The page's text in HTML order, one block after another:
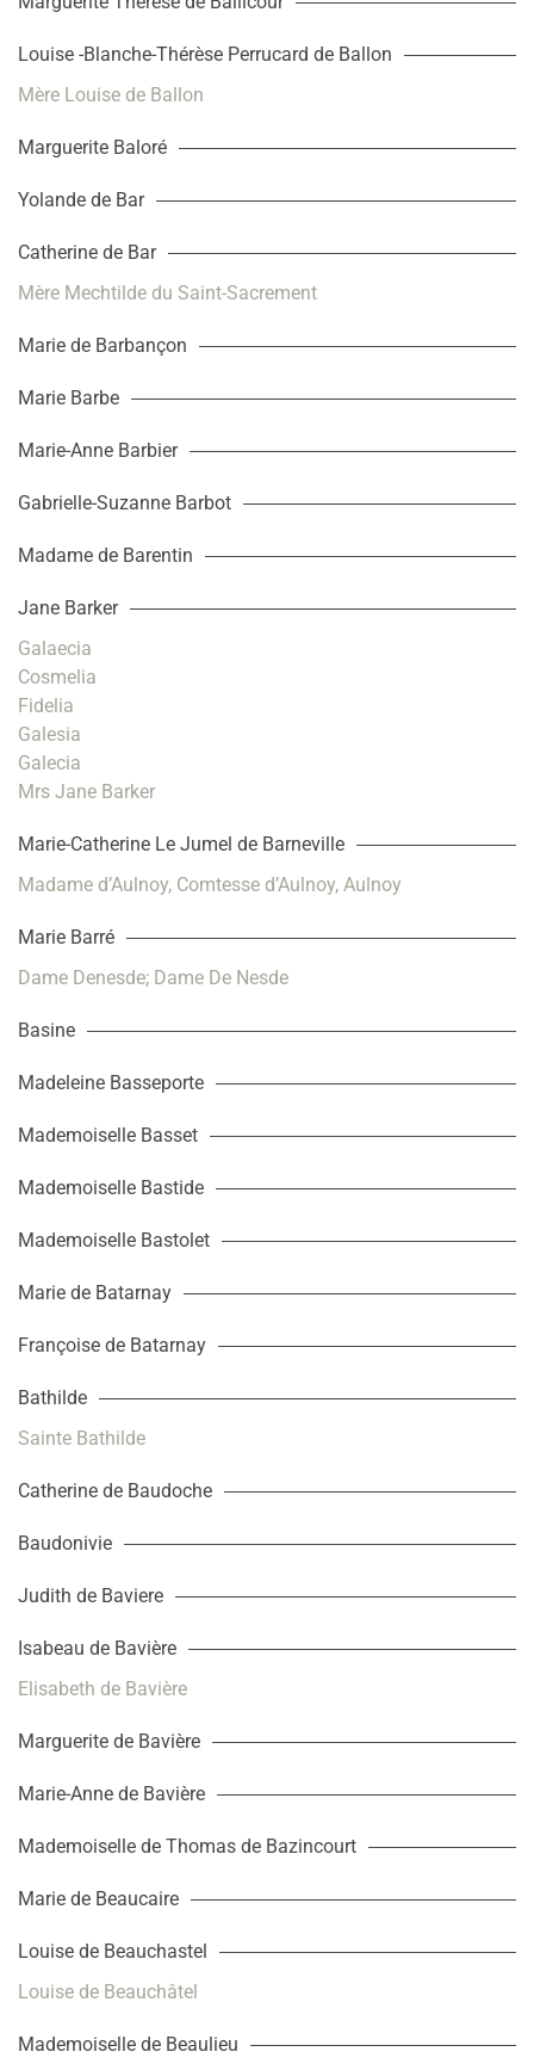
Louise -Blanche-Thérèse Perrucard de Ballon
Mère Louise de Ballon
Marguerite Baloré
Yolande de Bar
Catherine de Bar
Mère Mechtilde du Saint-Sacrement
Marie de Barbançon
Marie Barbe
Marie-Anne Barbier
Gabrielle-Suzanne Barbot
Madame de Barentin
Jane Barker
Galaecia
Cosmelia
Fidelia
Galesia
Galecia
Mrs Jane Barker
Marie-Catherine Le Jumel de Barneville
Madame d’Aulnoy, Comtesse d’Aulnoy, Aulnoy
Marie Barré
Dame Denesde; Dame De Nesde
Basine
Madeleine Basseporte
Mademoiselle Basset
Mademoiselle Bastide
Mademoiselle Bastolet
Marie de Batarnay
Françoise de Batarnay
Bathilde
Sainte Bathilde
Catherine de Baudoche
Baudonivie
Judith de Baviere
Isabeau de Bavière
Elisabeth de Bavière
Marguerite de Bavière
Marie-Anne de Bavière
Mademoiselle de Thomas de Bazincourt
Marie de Beaucaire
Louise de Beauchastel
Louise de Beauchâtel
Mademoiselle de Beaulieu